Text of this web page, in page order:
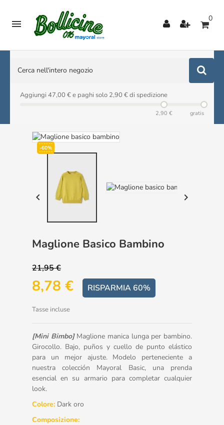
 0
Aggiungi 47,00 € e paghi solo 2,90 € di spedizione
2,90 € gratis
-60%
 
Maglione Basico Bambino
21,95 €
8,78 € RISPARMIA 60%
Tasse incluse
[Mini Bimbo] Maglione manica lunga per bambino.
Girocollo. Bajo, puños y cuello de punto elástico
para un mejor ajuste. Modelo perteneciente a
nuestra colección Mayoral Basic, una prenda
esencial en su armario para completar cualquier
look.
Colore: Dark oro
Composizione: